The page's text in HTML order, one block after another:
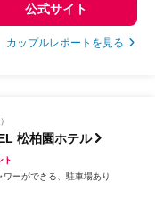
公式サイト
カップルレポートを見る
松柏園ホテル
ト
ワーができる 駐車場あり